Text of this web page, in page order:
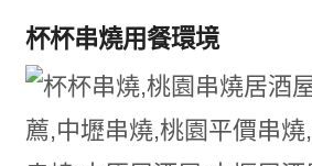
杯杯串燒用餐環境